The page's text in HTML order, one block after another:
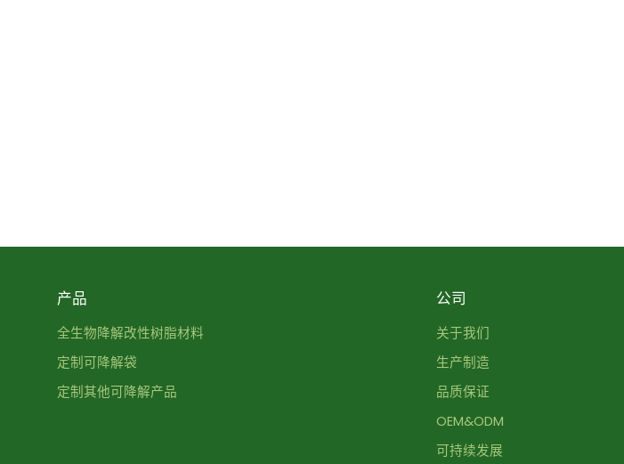
产品
全生物降解改性树脂材料
定制可降解袋
定制其他可降解产品
公司
关于我们
生产制造
品质保证
OEM&ODM
可持续发展